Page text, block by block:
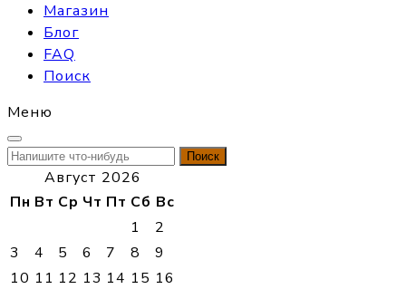
Магазин
Блог
FAQ
Поиск
Меню
Найти:
Август 2026
Пн Вт Ср Чт Пт Сб Вс
1
2
3
4 5 6 7 8
9
10 11 12 13 14 15 16